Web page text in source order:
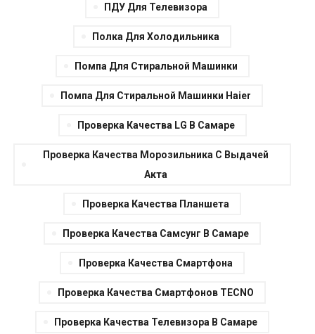
ПДУ Для Телевизора
Полка Для Холодильника
Помпа Для Стиральной Машинки
Помпа Для Стиральной Машинки Haier
Проверка Качества LG В Самаре
Проверка Качества Морозильника С Выдачей
Акта
Проверка Качества Планшета
Проверка Качества Самсунг В Самаре
Проверка Качества Смартфона
Проверка Качества Смартфонов TECNO
Проверка Качества Телевизора В Самаре